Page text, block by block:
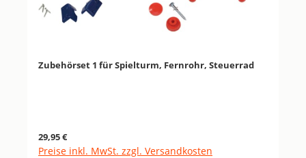
Zubehörset 1 für Spielturm, Fernrohr, Steuerrad
Regulärer Preis:
29,95 €
Preise inkl. MwSt. zzgl. Versandkosten